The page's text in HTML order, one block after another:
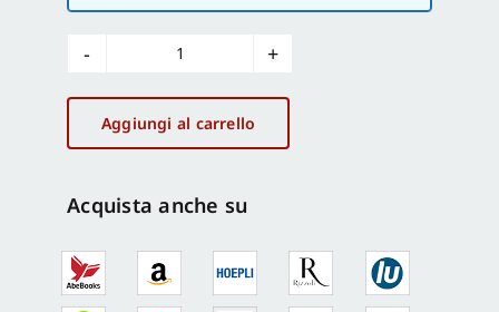
Uruguay
round
e
politica
europea
Aggiungi al carrello
Acquista anche su